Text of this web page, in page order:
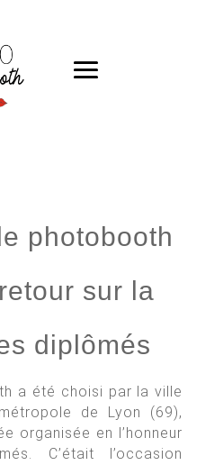
photobooth
sur la
diplômés
a été choisi par la ville
de Lyon (69),
organisée en l’honneur
C’était l’occasion